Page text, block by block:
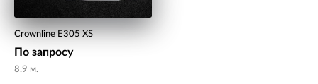
Crownline E305 XS
По запросу
8.9 м.